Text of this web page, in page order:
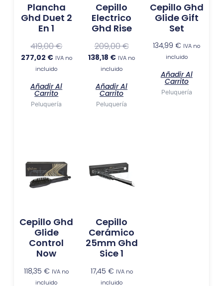
Plancha
Ghd Duet 2
En 1
419,00€
277,02 € IVA no
incluido
Añadir Al
Carrito
Peluquería
Cepillo
Electrico
Ghd Rise
209,00€
138,18 € IVA no
incluido
Añadir Al
Carrito
Peluquería
Cepillo Ghd
Glide Gift
Set
134,99€ IVA no
incluido
Añadir Al
Carrito
Peluquería
Cepillo Ghd
Glide
Control
Now
118,35€ IVA no
incluido
Cepillo
Cerámico
25mm Ghd
Sice 1
17,45 € IVA no
incluido